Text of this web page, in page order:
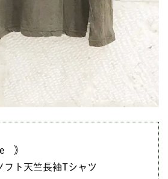
》
フト天竺長袖Tシャツ